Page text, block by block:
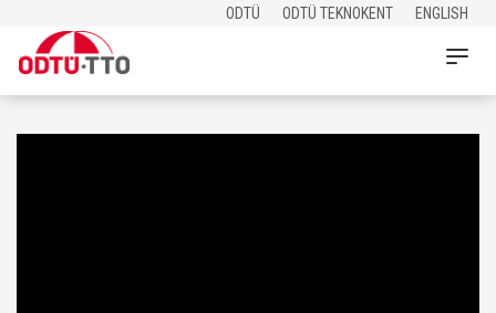
ODTÜ ODTÜ TEKNOKENT ENGLISH